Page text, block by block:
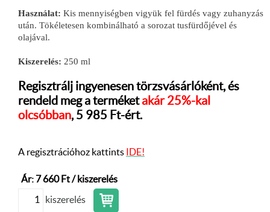
Használat: Kis mennyiségben vigyük fel fürdés vagy zuhanyzás
után. Tökéletesen kombinálható a sorozat tusfürdőjével és
olajával.
Kiszerelés: 250 ml
Regisztrálj ingyenesen törzsvásárlóként, és
rendeld meg a terméket akár 25%-kal
olcsóbban, 5 985 Ft-ért.
A regisztrációhoz kattints IDE!
Ár: 7 660 Ft / kiszerelés
kiszerelés